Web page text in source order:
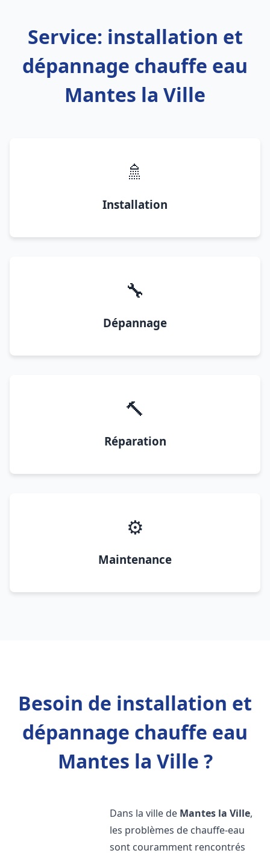
Service: installation et
dépannage chauffe eau
Mantes la Ville
🚿
Installation
🔧
Dépannage
🔨
Réparation
⚙️
Maintenance
Besoin de installation et
dépannage chauffe eau
Mantes la Ville ?
Dans la ville de Mantes la Ville,
les problèmes de chauffe-eau
sont couramment rencontrés